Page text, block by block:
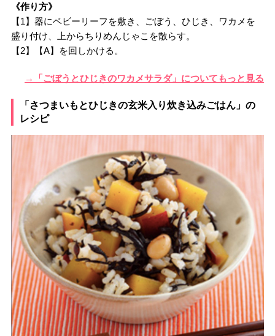
《作り方》
【1】器にベビーリーフを敷き、ごぼう、ひじき、ワカメを
盛り付け、上からちりめんじゃこを散らす。
【2】【A】を回しかける。
→「ごぼうとひじきのワカメサラダ」についてもっと見る
「さつまいもとひじきの玄米入り炊き込みごはん」の
レシピ